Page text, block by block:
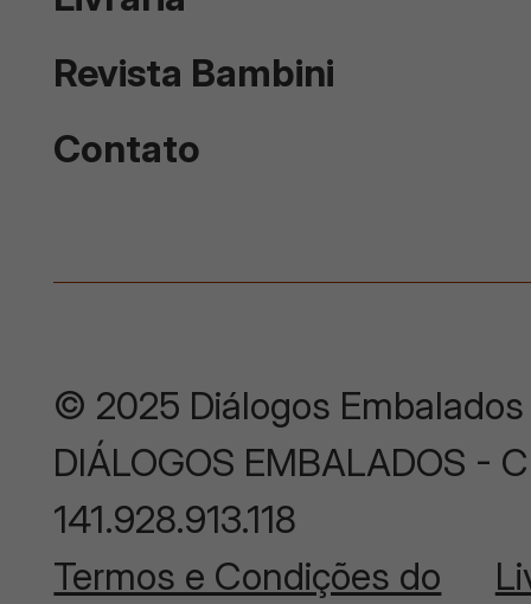
Revista Bambini
Contato
© 2025 Diálogos Embalados
DIÁLOGOS EMBALADOS -
141.928.913.118
Termos e Condições do